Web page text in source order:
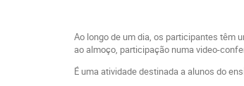
Ao longo de um dia, os participantes têm
ao almoço, participação numa video-
É uma atividade destinada a alunos do